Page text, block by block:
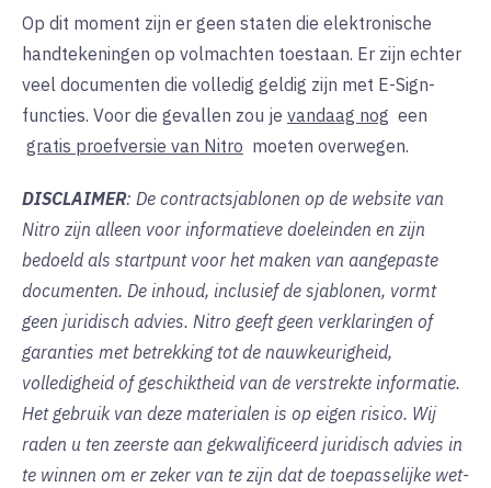
Op dit moment zijn er geen staten die elektronische
handtekeningen op volmachten toestaan. Er zijn echter
veel documenten die volledig geldig zijn met E-Sign-
functies. Voor die gevallen zou je vandaag nog een
gratis proefversie van Nitro moeten overwegen.
DISCLAIMER: De contractsjablonen op de website van
Nitro zijn alleen voor informatieve doeleinden en zijn
bedoeld als startpunt voor het maken van aangepaste
documenten. De inhoud, inclusief de sjablonen, vormt
geen juridisch advies. Nitro geeft geen verklaringen of
garanties met betrekking tot de nauwkeurigheid,
volledigheid of geschiktheid van de verstrekte informatie.
Het gebruik van deze materialen is op eigen risico. Wij
raden u ten zeerste aan gekwalificeerd juridisch advies in
te winnen om er zeker van te zijn dat de toepasselijke wet-